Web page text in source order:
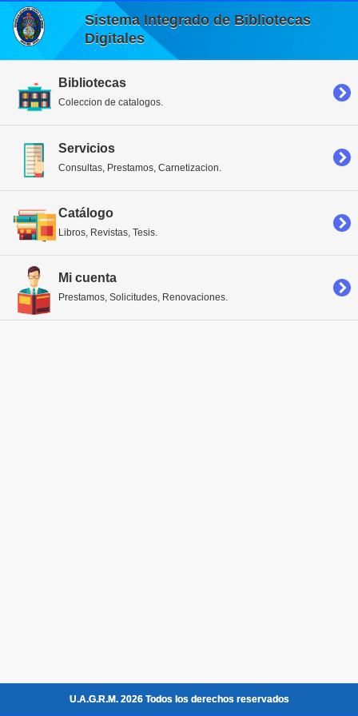
Sistema Integrado de Bibliotecas
Digitales
Bibliotecas
Coleccion de catalogos.
Servicios
Consultas, Prestamos, Carnetizacion.
Catálogo
Libros, Revistas, Tesis.
Mi cuenta
Prestamos, Solicitudes, Renovaciones.
U.A.G.R.M. 2026 Todos los derechos reservados